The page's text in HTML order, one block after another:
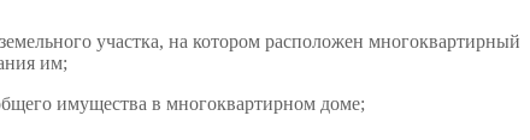
участка, на котором расположен многоквартирный
им;
имущества в многоквартирном доме;